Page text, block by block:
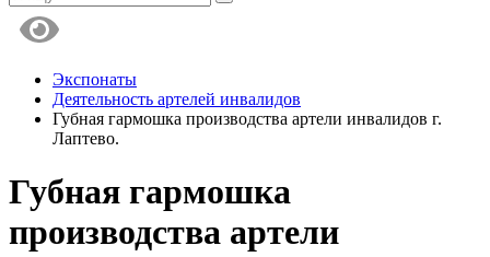
Экспонаты
Деятельность артелей инвалидов
Губная гармошка производства артели инвалидов г.
Лаптево.
Губная гармошка
производства артели